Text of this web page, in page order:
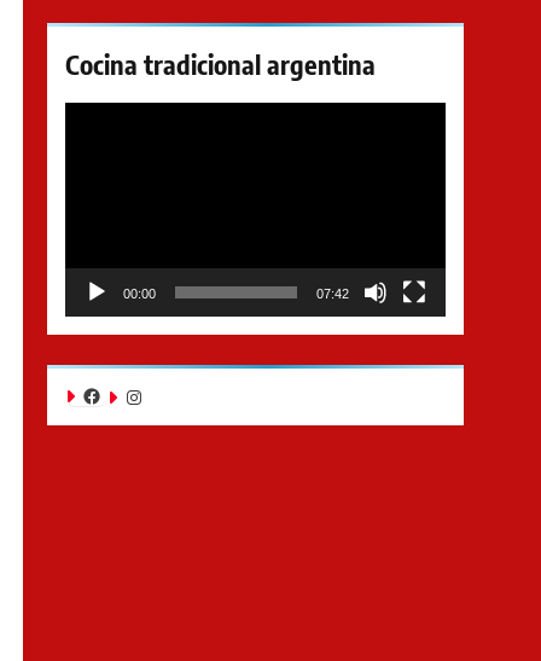
Cocina tradicional argentina
00:00 07:42
FacebookInstagram